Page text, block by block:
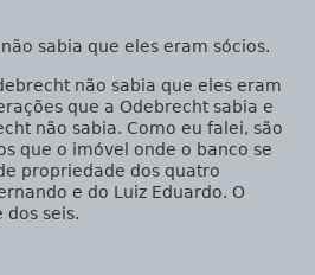
sabia que eles eram sócios.
não sabia que eles eram
que a Odebrecht sabia e
não sabia. Como eu falei, são
que o imóvel onde o banco se
propriedade dos quatro
e do Luiz Eduardo. O
seis.